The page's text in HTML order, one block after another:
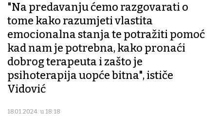
"Na predavanju ćemo razgovarati o
tome kako razumjeti vlastita
emocionalna stanja te potražiti pomoć
kad nam je potrebna, kako pronaći
dobrog terapeuta i zašto je
psihoterapija uopće bitna", ističe
Vidović
18.01.2024. u 18:18